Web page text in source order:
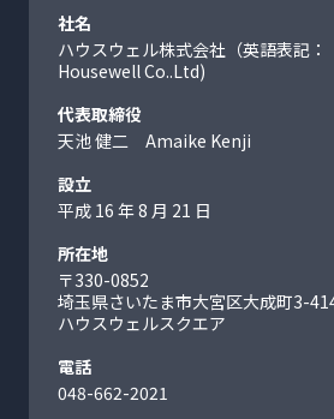
社名
ハウスウェル株式会社（英語表記：
Housewell Co..Ltd)
代表取締役
天池 健二 Amaike Kenji
設立
平成 16 年 8 月 21 日
所在地
〒330-0852
埼玉県さいたま市大宮区大成町3-
ハウスウェルスクエア
電話
048-662-2021